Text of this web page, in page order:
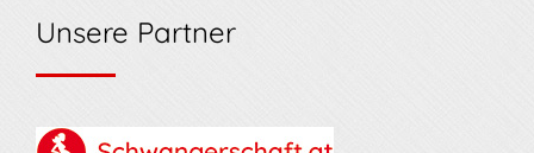
Unsere Partner